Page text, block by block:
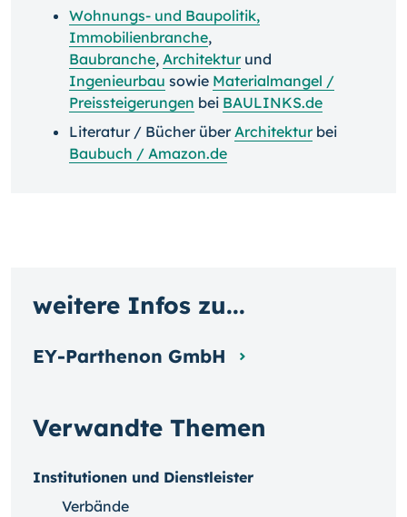
Wohnungs- und Baupolitik,
Immobilienbranche,
Baubranche, Architekturund
Ingenieurbau sowie Materialmangel /
Preissteigerungen bei BAULINKS.de
Literatur / Bücher überArchitekturbei
Baubuch / Amazon.de
Verwandte Themen
Institutionen und Dienstleister
Verbände
weitere Infos zu...
EY-Parthenon GmbH